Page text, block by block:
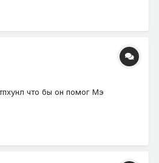
что бы он помог Мэ